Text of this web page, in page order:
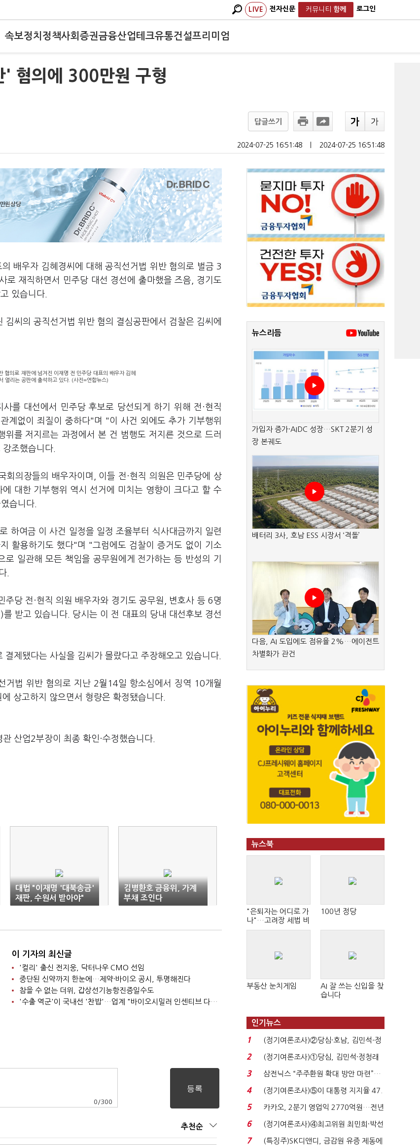
LIVE 전자신문 커뮤니티 함께 로그인
속보정치 정책사회 증권금융산업테크유통건설프리미엄
' 혐의에 300만원 구형
답글쓰기
2024-07-25 16:51:48 2024-07-25 16:51:48
배우자 김혜경씨에 대해 공직선거법 위반 혐의로 벌금 3
재직하면서 민주당 대선 경선에 출마했을 즈음, 경기도
있습니다.
씨의 공직선거법 위반 혐의 결심공판에서 검찰은 김씨에
의로 재판에 넘겨진 이재명 전 민주당 대표의 배우자 김혜
열리는 공판에 출석하고 있다. (사진=연합뉴스)
를 대선에서 민주당 후보로 당선되게 하기 위해 전·현직
계없이 죄질이 중하다"며 "이 사건 외에도 추가 기부행위
를 저지르는 과정에서 본 건 범행도 저지른 것으로 드러
조했습니다.
의장들의 배우자이며, 이들 전·현직 의원은 민주당에 상
대한 기부행위 역시 선거에 미치는 영향이 크다고 할 수
습니다.
하여금 이 사건 일정을 일정 조율부터 식사대금까지 일련
활용하기도 했다"며 "그럼에도 검찰이 증거도 없이 기소
일관해 모든 책임을 공무원에게 전가하는 등 반성의 기
.
당 전·현직 의원 배우자와 경기도 공무원, 변호사 등 6명
받고 있습니다. 당시는 이 전 대표의 당내 대선후보 경선
제됐다는 사실을 김씨가 몰랐다고 주장해오고 있습니다.
거법 위반 혐의로 지난 2월14일 항소심에서 징역 10개월
상고하지 않으면서 형량은 확정됐습니다.
산업2부장이 최종 확인·수정했습니다.
대법 "이재명 '대북송금'
재판, 수원서 받아야"
김병환호 금융위, 가계
부채 조인다
이 기자의 최신글
'컬리' 출신 전지웅, 닥터나우 CMO 선임
중단된 신약까지 한눈에…제약·바이오 공시, 투명해진다
참을 수 없는 더위, 갑상선기능항진증일수도
'수출 역군'이 국내선 '찬밥'…업계 "바이오시밀러 인센티브 다각화 필요"
0 /300
추천순
뉴스리듬
가입자 증가·AIDC 성장…SKT 2분기 성
장 본궤도
배터리 3사, 호남 ESS 시장서 ‘격돌’
다음, AI 도입에도 점유율 2%…에이전트
차별화가 관건
뉴스북
"은퇴자는 어디로 가
나"…고려장 세법 비
판 확산
100년 정당
부동산 눈치게임
AI 잘 쓰는 신입을 찾
습니다
인기뉴스
1
(정기여론조사)②당심·호남, 김민석-정
청래 '초접전'...
2
(정기여론조사)①당심, 김민석·정청래
'초접전'…대통령 ...
3
삼전닉스 “주주환원 확대 방안 마련”…
로이터에 성명...
4
(정기여론조사)⑤이 대통령 지지율 47.
7%…일주일 만에 ...
5
카카오, 2분기 영업익 2770억원…전년
비 36% 증가...
6
(정기여론조사)④최고위원 최민희·박선
원 '양강'…서미...
7
(특징주)SK디앤디, 금감원 유증 제동에